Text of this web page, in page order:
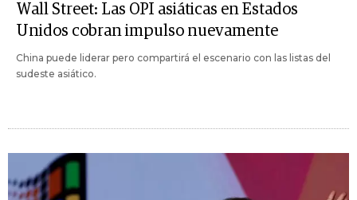
Wall Street: Las OPI asiáticas en Estados
Unidos cobran impulso nuevamente
China puede liderar pero compartirá el escenario con las listas del
sudeste asiático.